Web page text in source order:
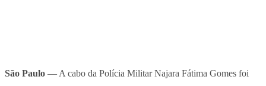
São Paulo — A cabo da Polícia Militar Najara Fátima Gomes foi